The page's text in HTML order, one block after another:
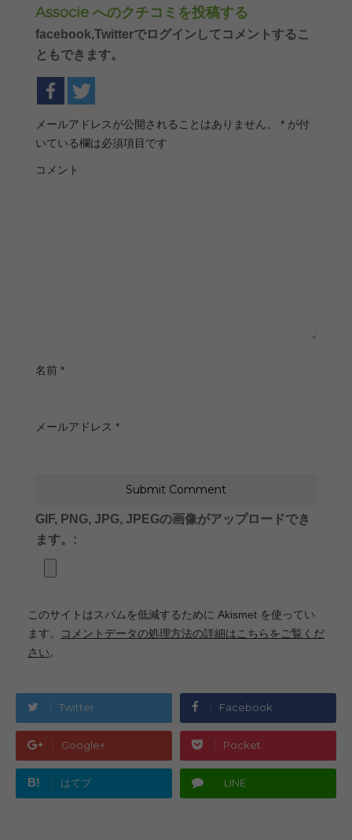
Associe へのクチコミを投稿する
facebook,Twitterでログインしてコメントするこ
ともできます。
メールアドレスが公開されることはありません。 * が付
いている欄は必須項目です
コメント
名前 *
メールアドレス *
GIF, PNG, JPG, JPEGの画像がアップロードでき
ます。:
このサイトはスパムを低減するために Akismet を使ってい
ます。
コメントデータの処理方法の詳細はこちらをご覧くだ
さい。
Twitter Facebook
Google+ Pocket
B! はてブ LINE